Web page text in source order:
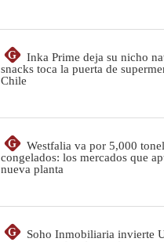
G
Inka Prime deja su nicho
snacks toca la puerta de
Chile
G
Westfalia va por 5,000
congelados: los mercados que
nueva planta
G
Soho Inmobiliaria invierte